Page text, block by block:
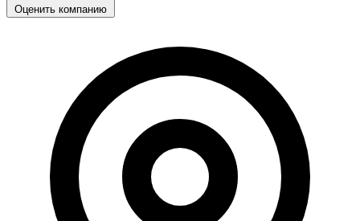
Оценить компанию